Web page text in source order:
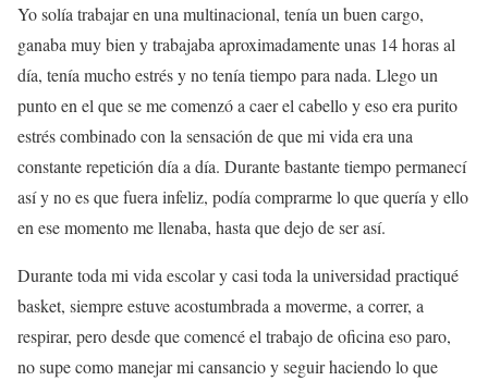
Yo solía trabajar en una multinacional, tenía un buen cargo,
ganaba muy bien y trabajaba aproximadamente unas 14 horas al
día, tenía mucho estrés y no tenía tiempo para nada. Llego un
punto en el que se me comenzó a caer el cabello y eso era purito
estrés combinado con la sensación de que mi vida era una
constante repetición día a día. Durante bastante tiempo permanecí
así y no es que fuera infeliz, podía comprarme lo que quería y ello
en ese momento me llenaba, hasta que dejo de ser así.
Durante toda mi vida escolar y casi toda la universidad practiqué
basket, siempre estuve acostumbrada a moverme, a correr, a
respirar, pero desde que comencé el trabajo de oficina eso paro,
no supe como manejar mi cansancio y seguir haciendo lo que